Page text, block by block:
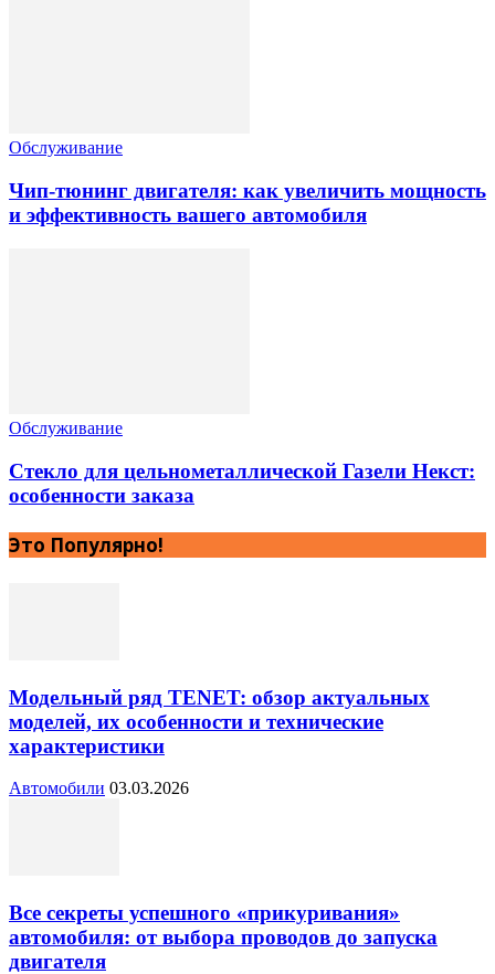
Обслуживание
Чип-тюнинг двигателя: как увеличить мощность
и эффективность вашего автомобиля
Обслуживание
Стекло для цельнометаллической Газели Некст:
особенности заказа
Это Популярно!
Модельный ряд TENET: обзор актуальных
моделей, их особенности и технические
характеристики
Автомобили 03.03.2026
Все секреты успешного «прикуривания»
автомобиля: от выбора проводов до запуска
двигателя